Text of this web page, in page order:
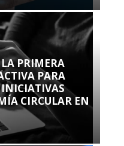
PRIMERA
PARA
INICIATIVAS
CIRCULAR EN